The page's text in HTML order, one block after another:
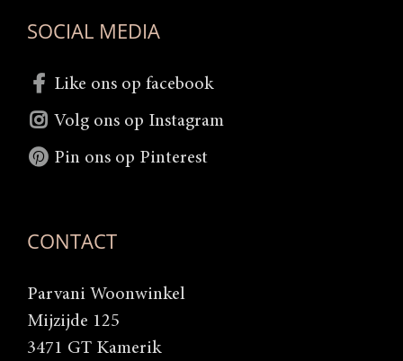
SOCIAL MEDIA
Like ons op facebook
Volg ons op Instagram
Pin ons op Pinterest
CONTACT
Parvani Woonwinkel
Mijzijde 125
3471 GT Kamerik